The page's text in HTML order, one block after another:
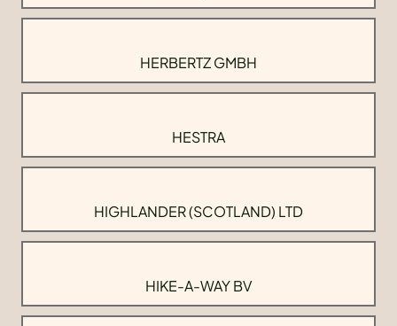
HERBERTZ GMBH
HESTRA
HIGHLANDER (SCOTLAND) LTD
HIKE-A-WAY BV